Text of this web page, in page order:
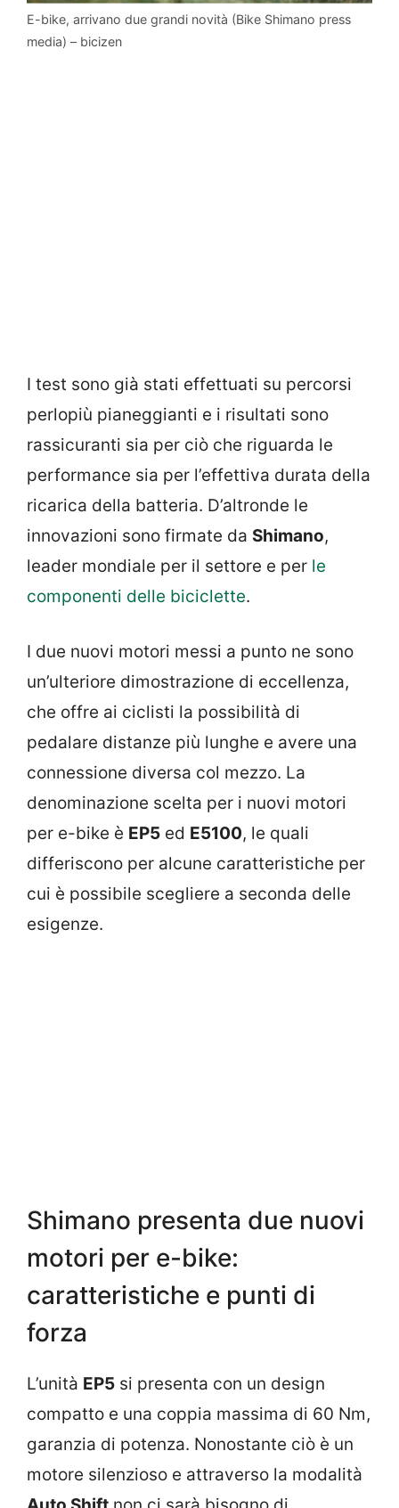
E-bike, arrivano due grandi novità (Bike Shimano press
media) – bicizen
I test sono già stati effettuati su percorsi
perlopiù pianeggianti e i risultati sono
rassicuranti sia per ciò che riguarda le
performance sia per l’effettiva durata della
ricarica della batteria. D’altronde le
innovazioni sono firmate da Shimano,
leader mondiale per il settore e per le
componenti delle biciclette.
I due nuovi motori messi a punto ne sono
un’ulteriore dimostrazione di eccellenza,
che offre ai ciclisti la possibilità di
pedalare distanze più lunghe e avere una
connessione diversa col mezzo. La
denominazione scelta per i nuovi motori
per e-bike è EP5 ed E5100, le quali
differiscono per alcune caratteristiche per
cui è possibile scegliere a seconda delle
esigenze.
Shimano presenta due nuovi
motori per e-bike:
caratteristiche e punti di
forza
L’unità EP5 si presenta con un design
compatto e una coppia massima di 60 Nm,
garanzia di potenza. Nonostante ciò è un
motore silenzioso e attraverso la modalità